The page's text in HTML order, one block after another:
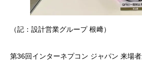
（記：設計営業グループ 根﨑）
第36回インターネプコン ジャパン 来場